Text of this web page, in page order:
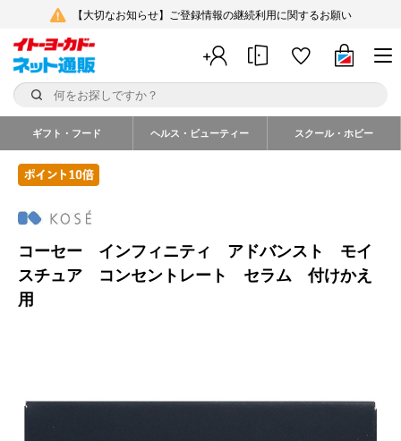
【大切なお知らせ】ご登録情報の継続利用に関するお願い
ギフト・フード ヘルス・ビューティー スクール・ホビー
コーセー インフィニティ アドバンスト モイ
スチュア コンセントレート セラム 付けかえ
用